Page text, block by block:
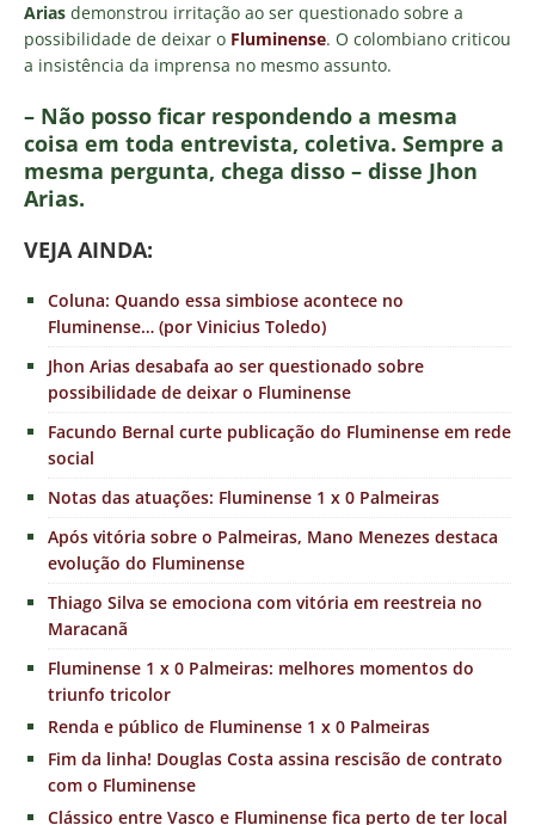
Arias demonstrou irritação ao ser questionado sobre a
possibilidade de deixar o Fluminense. O colombiano criticou
a insistência da imprensa no mesmo assunto.
– Não posso ficar respondendo a mesma
coisa em toda entrevista, coletiva. Sempre a
mesma pergunta, chega disso – disse Jhon
Arias.
VEJA AINDA:
Coluna: Quando essa simbiose acontece no
Fluminense… (por Vinicius Toledo)
Jhon Arias desabafa ao ser questionado sobre
possibilidade de deixar o Fluminense
Facundo Bernal curte publicação do Fluminense em rede
social
Notas das atuações: Fluminense 1 x 0 Palmeiras
Após vitória sobre o Palmeiras, Mano Menezes destaca
evolução do Fluminense
Thiago Silva se emociona com vitória em reestreia no
Maracanã
Fluminense 1 x 0 Palmeiras: melhores momentos do
triunfo tricolor
Renda e público de Fluminense 1 x 0 Palmeiras
Fim da linha! Douglas Costa assina rescisão de contrato
com o Fluminense
Clássico entre Vasco e Fluminense fica perto de ter local